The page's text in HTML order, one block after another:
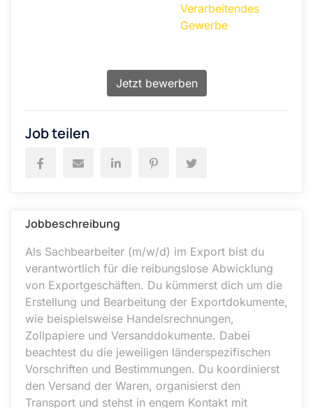
Verarbeitendes
Gewerbe
Jetzt bewerben
Job teilen
Jobbeschreibung
Als Sachbearbeiter (m/w/d) im Export bist du
verantwortlich für die reibungslose Abwicklung
von Exportgeschäften. Du kümmerst dich um die
Erstellung und Bearbeitung der Exportdokumente,
wie beispielsweise Handelsrechnungen,
Zollpapiere und Versanddokumente. Dabei
beachtest du die jeweiligen länderspezifischen
Vorschriften und Bestimmungen. Du koordinierst
den Versand der Waren, organisierst den
Transport und stehst in engem Kontakt mit